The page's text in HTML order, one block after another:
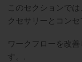
このセクションで
クセサリーとコン
ワークフローを改
す。.